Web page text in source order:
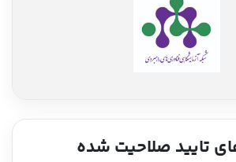
تایید صلاحیت شده